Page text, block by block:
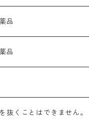
色合い）
色
）
）
）
（赤みの黄色）｜準備中
｜端の始末も綿糸｜タグなし
ゼンダ色
）ー夏毛（硬いタイプ）
）ー冬毛（柔らかいタイプ）
20本セットお取り寄せ品
、10番手｜中厚口）
54cm×110cm
｜針状マルセル石鹸
CA
クスPS－900
品
に使用する
する。
（均染剤）
絹・羊毛・ナイロンの染色
品
の染料を除去すること
染料のソーピング剤
剤
ロース（CMC）
抜くことはできません。